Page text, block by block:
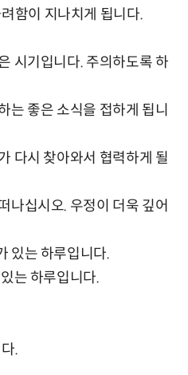
함이 지나치게 됩니다.
시기입니다. 주의하도록 하
는 좋은 소식을 접하게 됩니
다시 찾아와서 협력하게 될
나십시오. 우정이 더욱 깊어
있는 하루입니다.
는 하루입니다.
.